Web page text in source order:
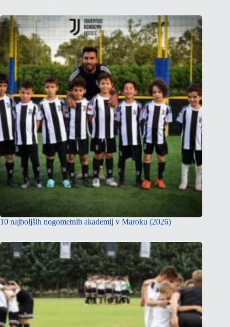
10 najboljših nogometnih akademij v Maroku (2026)